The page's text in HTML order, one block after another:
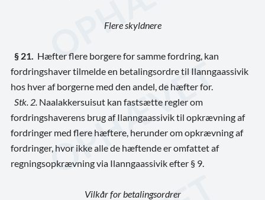
Flere skyldnere
§ 21.
Hæfter flere borgere for samme fordring, kan
fordringshaver tilmelde en betalingsordre til Ilanngaassivik
hos hver af borgerne med den andel, de hæfter for.
Stk. 2. Naalakkersuisut kan fastsætte regler om
fordringshaverens brug af Ilanngaassivik til opkrævning af
fordringer med flere hæftere, herunder om opkrævning af
fordringer, hvor ikke alle de hæftende er omfattet af
regningsopkrævning via Ilanngaassivik efter § 9.
Vilkår for betalingsordrer